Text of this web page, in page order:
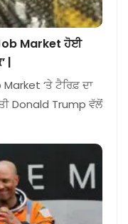
Market ਹੋਈ
|
‘ਤੇ ਟੈਰਿਫ਼ ਦਾ
Donald Trump ਵੱਲੋਂ